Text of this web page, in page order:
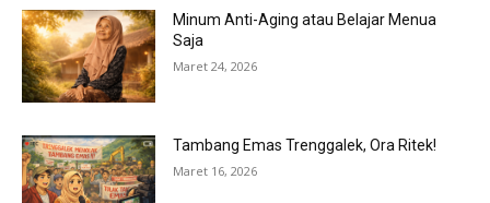
Minum Anti-Aging atau Belajar Menua
Saja
Maret 24, 2026
Tambang Emas Trenggalek, Ora Ritek!
Maret 16, 2026